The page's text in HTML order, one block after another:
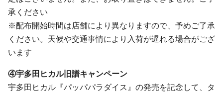
承ください
※配布開始時間は店舗により異なりますので、予めご了承
ください。天候や交通事情により入荷が遅れる場合がござ
います
④宇多田ヒカル旧譜キャンペーン
宇多田ヒカル『パッパパラダイス』の発売を記念して、タ